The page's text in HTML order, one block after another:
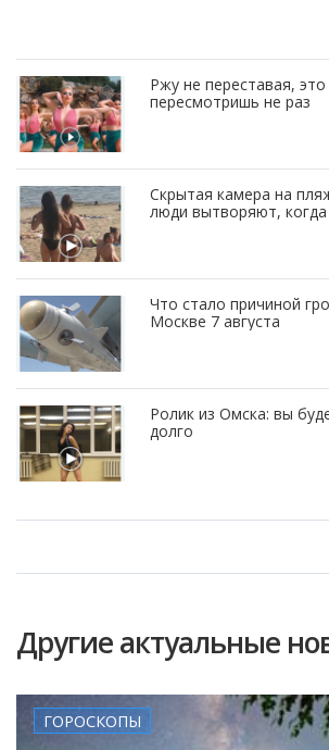
Ржу не переставая,
пересмотришь не раз
Скрытая камера на
люди вытворяют, когда
Что стало причиной
Москве 7 августа
Ролик из Омска: вы
долго
Другие актуальные
ГОРОСКОПЫ